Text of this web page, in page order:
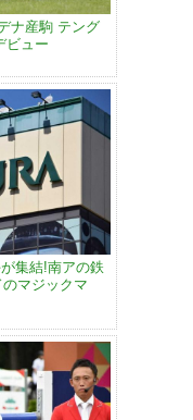
ナ産駒 テング
ビュー
集結!南アの鉄
マジックマ